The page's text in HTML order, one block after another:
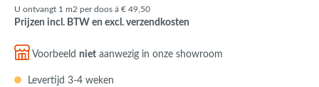
U ontvangt 1 m2 per doos á € 49,50
Prijzen incl. BTW en excl. verzendkosten
Voorbeeld niet aanwezig in onze showroom
Levertijd 3-4 weken